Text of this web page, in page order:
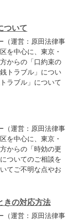
ついて
（運営：原田法律事
を中心に、東京・
からの「口約束の
トラブル」につい
ラブル」について
（運営：原田法律事
を中心に、東京・
からの「時効の更
ついてのご相談を
てご不明な点やお
きの対応方法
（運営：原田法律事